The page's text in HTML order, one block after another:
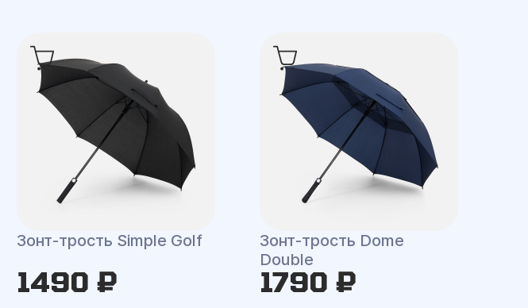
Зонт-трость Simple Golf
1490 ₽
Зонт-трость Dome
Double
1790 ₽